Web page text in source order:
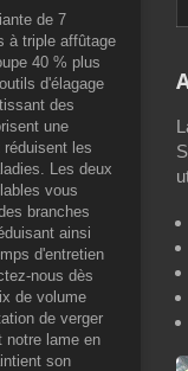
de 7
à triple affûtage
40 % plus
d'élagage
des
une
les
Les deux
vous
branches
ainsi
d'entretien
nous dès
de volume
de verger
notre lame en
son